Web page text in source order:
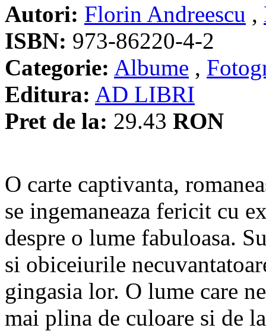
Autori: Florin Andreescu ,
ISBN: 973-86220-4-2
Categorie: Albume ,
Editura: AD LIBRI
Pret de la: 29.43 RON
O carte captivanta,
se ingemaneaza fericit cu
despre o lume fabuloasa.
si obiceiurile
gingasia lor. O lume care
mai plina de culoare si de